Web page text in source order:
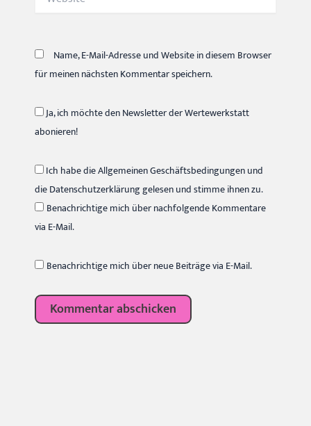
Name, E-Mail-Adresse und Website in diesem Browser
für meinen nächsten Kommentar speichern.
Ja, ich möchte den Newsletter der Wertewerkstatt
abonieren!
Ich habe die Allgemeinen Geschäftsbedingungen und
die Datenschutzerklärung gelesen und stimme ihnen zu.
Benachrichtige mich über nachfolgende Kommentare
via E-Mail.
Benachrichtige mich über neue Beiträge via E-Mail.